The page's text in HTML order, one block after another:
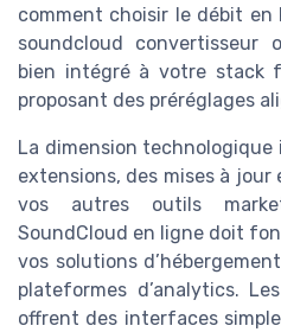
comment choisir le débit en
soundcloud convertisseur
bien intégré à votre stack
proposant des préréglages
La dimension
extensions, des mises à
vos autres outils
SoundCloud en ligne doit
vos solutions
plateformes d’analytics.
offrent des interfaces